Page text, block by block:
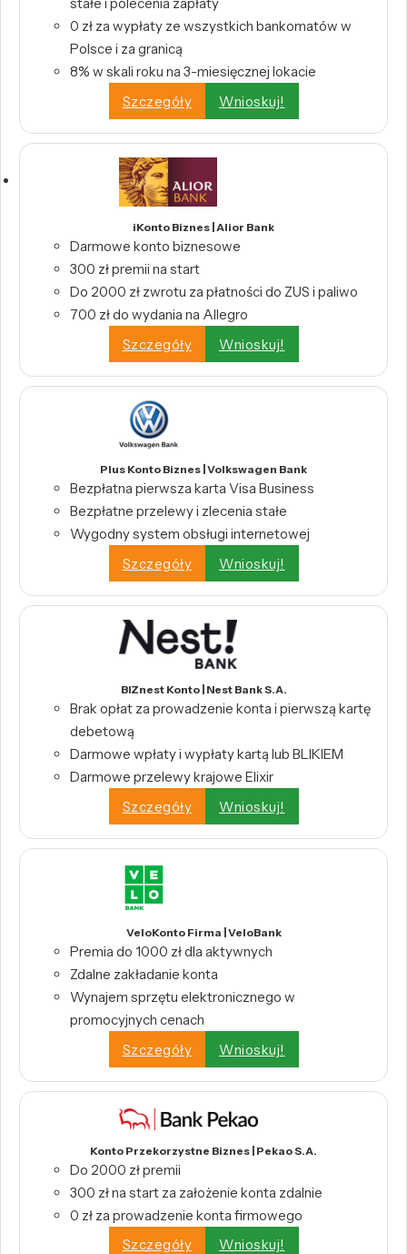
stałe i polecenia zapłaty
0 zł za wypłaty ze wszystkich bankomatów w
Polsce i za granicą
8% w skali roku na 3-miesięcznej lokacie
Szczegóły
Wnioskuj!
iKonto Biznes | Alior Bank
Darmowe konto biznesowe
300 zł premii na start
Do 2000 zł zwrotu za płatności do ZUS i paliwo
700 zł do wydania na Allegro
Szczegóły
Wnioskuj!
Plus Konto Biznes | Volkswagen Bank
Bezpłatna pierwsza karta Visa Business
Bezpłatne przelewy i zlecenia stałe
Wygodny system obsługi internetowej
Szczegóły
Wnioskuj!
BIZnest Konto | Nest Bank S.A.
Brak opłat za prowadzenie konta i pierwszą kartę
debetową
Darmowe wpłaty i wypłaty kartą lub BLIKIEM
Darmowe przelewy krajowe Elixir
Szczegóły
Wnioskuj!
VeloKonto Firma | VeloBank
Premia do 1000 zł dla aktywnych
Zdalne zakładanie konta
Wynajem sprzętu elektronicznego w
promocyjnych cenach
Szczegóły
Wnioskuj!
Konto Przekorzystne Biznes | Pekao S.A.
Do 2000 zł premii
300 zł na start za założenie konta zdalnie
0 zł za prowadzenie konta firmowego
Szczegóły
Wnioskuj!